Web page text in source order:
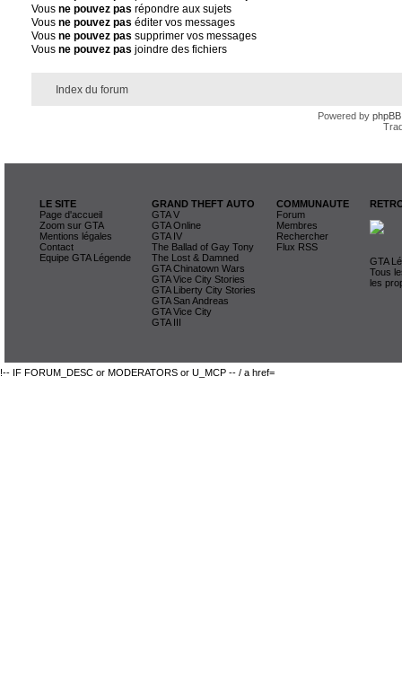
Vous ne pouvez pas répondre aux sujets
Vous ne pouvez pas éditer vos messages
Vous ne pouvez pas supprimer vos messages
Vous ne pouvez pas joindre des fichiers
Index du forum
Powered by phpBB
LE SITE
Page d'accueil
Zoom sur GTA
Mentions légales
Contact
Equipe GTA Légende
GRAND THEFT AUTO
GTA V
GTA Online
GTA IV
The Ballad of Gay Tony
The Lost & Damned
GTA Chinatown Wars
GTA Vice City Stories
GTA Liberty City Stories
GTA San Andreas
GTA Vice City
GTA III
COMMUNAUTE
Forum
Membres
Rechercher
Flux RSS
GTA
Tous
les
!-- IF FORUM_DESC or MODERATORS or U_MCP -- / a href=